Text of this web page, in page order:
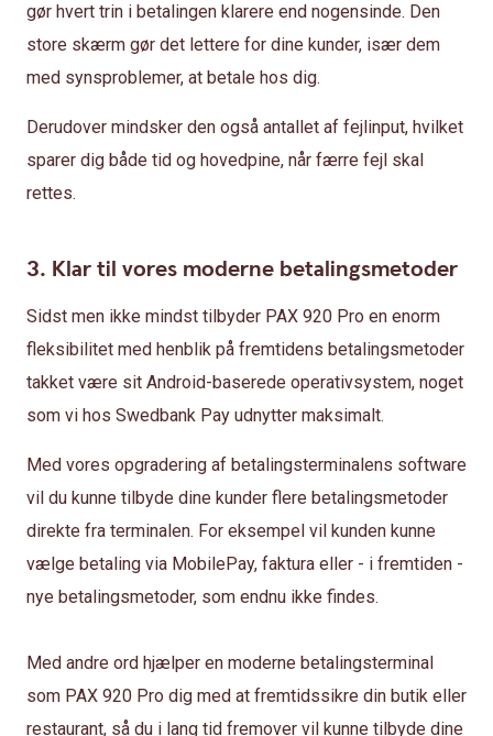
gør hvert trin i betalingen klarere end nogensinde. Den
store skærm gør det lettere for dine kunder, især dem
med synsproblemer, at betale hos dig.
Derudover mindsker den også antallet af fejlinput, hvilket
sparer dig både tid og hovedpine, når færre fejl skal
rettes.
3. Klar til vores moderne betalingsmetoder
Sidst men ikke mindst tilbyder PAX 920 Pro en enorm
fleksibilitet med henblik på fremtidens betalingsmetoder
takket være sit Android-baserede operativsystem, noget
som vi hos Swedbank Pay udnytter maksimalt.
Med vores opgradering af betalingsterminalens software
vil du kunne tilbyde dine kunder flere betalingsmetoder
direkte fra terminalen. For eksempel vil kunden kunne
vælge betaling via MobilePay, faktura eller - i fremtiden -
nye betalingsmetoder, som endnu ikke findes.
Med andre ord hjælper en moderne betalingsterminal
som PAX 920 Pro dig med at fremtidssikre din butik eller
restaurant, så du i lang tid fremover vil kunne tilbyde dine